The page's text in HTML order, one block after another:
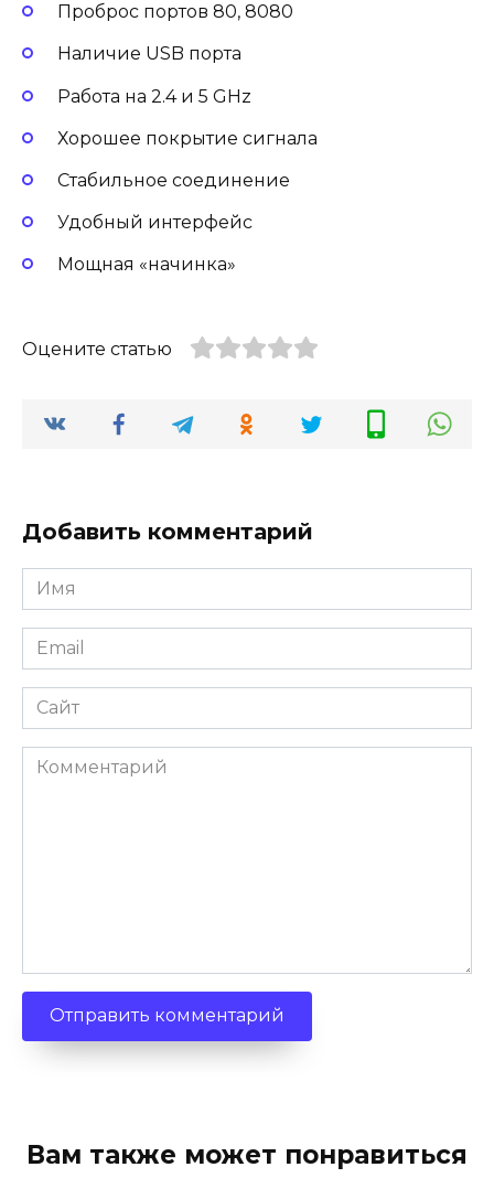
Проброс портов 80, 8080
Наличие USB порта
Работа на 2.4 и 5 GHz
Хорошее покрытие сигнала
Стабильное соединение
Удобный интерфейс
Мощная «начинка»
Оцените статью
Добавить комментарий
Имя
Email
Сайт
Комментарий
Вам также может понравиться